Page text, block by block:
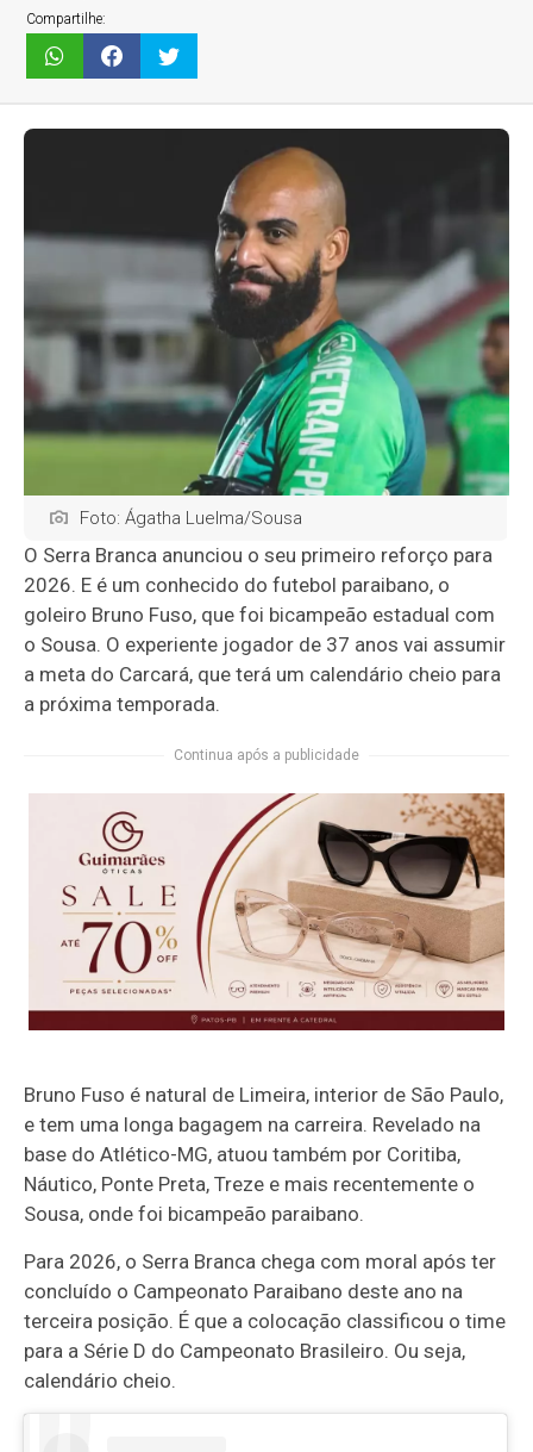
Compartilhe:
Foto: Ágatha Luelma/Sousa
O Serra Branca anunciou o seu primeiro reforço para
2026. E é um conhecido do futebol paraibano, o
goleiro Bruno Fuso, que foi bicampeão estadual com
o Sousa. O experiente jogador de 37 anos vai assumir
a meta do Carcará, que terá um calendário cheio para
a próxima temporada.
Continua após a publicidade
Bruno Fuso é natural de Limeira, interior de São Paulo,
e tem uma longa bagagem na carreira. Revelado na
base do Atlético-MG, atuou também por Coritiba,
Náutico, Ponte Preta, Treze e mais recentemente o
Sousa, onde foi bicampeão paraibano.
Para 2026, o Serra Branca chega com moral após ter
concluído o Campeonato Paraibano deste ano na
terceira posição. É que a colocação classificou o time
para a Série D do Campeonato Brasileiro. Ou seja,
calendário cheio.